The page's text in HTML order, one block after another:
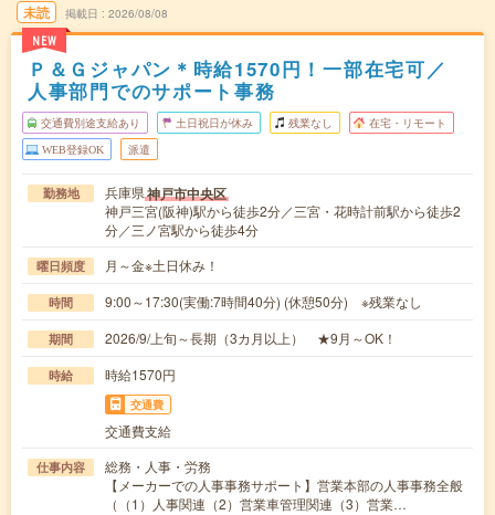
未読
NEW
掲載日 2026/08/08
Ｐ＆Ｇジャパン＊時給1570円！一部在宅可／
人事部門でのサポート事務
交通費別途支給あり 土日祝日が休み 残業なし 在宅・リモート
WEB登録OK 派遣
勤務地 兵庫県神戸市中央区
神戸三宮(阪神)駅から徒歩2分／三宮・花時計前駅から徒歩2
分／三ノ宮駅から徒歩4分
曜日頻度 月～金※土日休み！
時間 9:00～17:30(実働:7時間40分) (休憩50分) ※残業なし
期間 2026/9/上旬～長期（3カ月以上） ★9月～OK！
時給 時給1570円
交通費
交通費支給
仕事内容
総務・人事・労務
【メーカーでの人事事務サポート】営業本部の人事事務全般
（（1）人事関連（2）営業車管理関連（3）営業…